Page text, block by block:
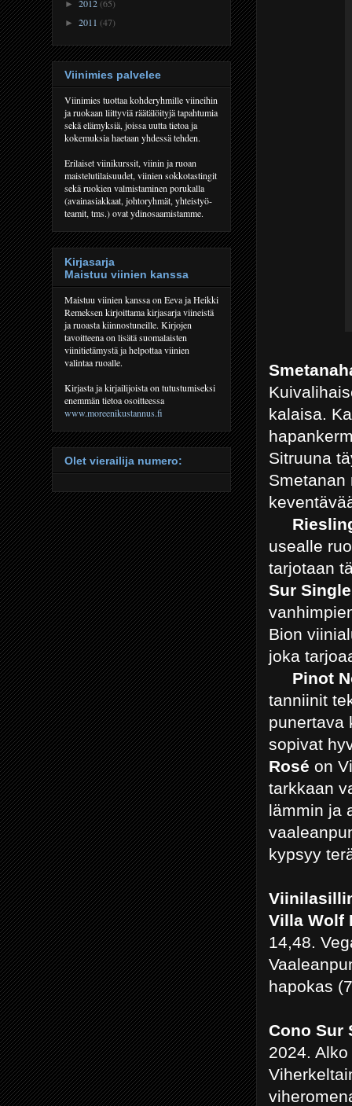
kalaisa.
Sitruuna
Smetanan
usealle
tarjotaan
Sur
Bion
joka
Pinot
tanniinit
punertava
sopivat
Rosé on
tarkkaan
lämmin ja
kypsyy
Villa Wolf
14,48.
hapokas
Cono Sur
2024.
► 2012(65)
► 2011 (47)
Viinimies palvelee
Viinimies tuottaa kohderyhmille viineihin
ja ruokaan liittyviä räätälöityjä tapahtumia
sekä elämyksiä, joissa uutta tietoa ja
kokemuksia haetaan yhdessä tehden.
Erilaiset viinikurssit, viinin ja ruoan
maistelutilaisuudet, viinien sokkotastingit
sekä ruokien valmistaminen porukalla
(avainasiakkaat, johtoryhmät, yhteistyö-
teamit, tms.) ovat ydinosaamistamme.
Kirjasarja
Maistuu viinien kanssa
Maistuu viinien kanssa on Eeva ja Heikki
Remeksen kirjoittama kirjasarja viineistä
ja ruoasta kiinnostuneille. Kirjojen
tavoitteena on lisätä suomalaisten
viinitietämystä ja helpottaa viinien
valintaa ruoalle.
Kirjasta ja kirjailijoista on tutustumiseksi
enemmän tietoa osoitteessa
www.moreenikustannus.fi
Olet vierailija numero: